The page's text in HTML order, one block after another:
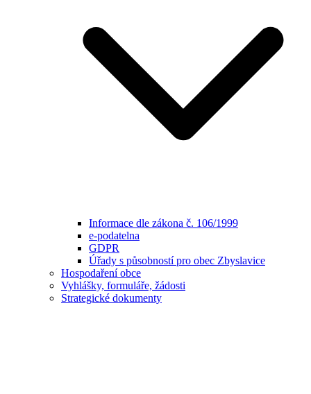
Informace dle zákona č. 106/1999
e-podatelna
GDPR
Úřady s působností pro obec Zbyslavice
Hospodaření obce
Vyhlášky, formuláře, žádosti
Strategické dokumenty